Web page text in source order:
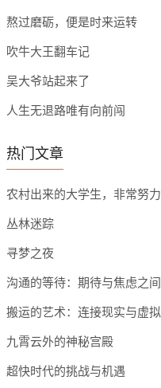
熬过磨砺，便是时来运转
吹牛大王翻车记
吴大爷站起来了
人生无退路唯有向前闯
热门文章
丛林迷踪
寻梦之夜
沟通的等待：期待与焦虑之间
搬运的艺术：连接现实与虚
九霄云外的神秘宫殿
超快时代的挑战与机遇